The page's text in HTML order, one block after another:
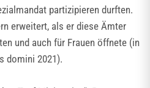
partizipieren durften.
erweitert, als er diese Ämter
und auch für Frauen öffnete (in
domini 2021).